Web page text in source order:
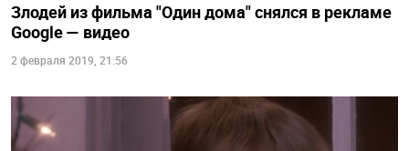
Злодей из фильма "Один дома" снялся в рекламе
Google — видео
2 февраля 2019, 21:56